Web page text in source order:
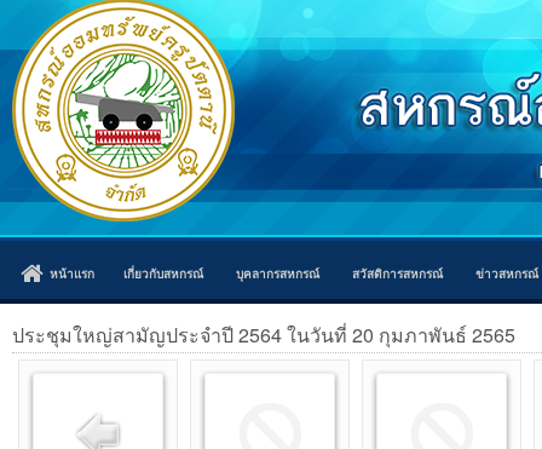
หน้าแรก เกี่ยวกับสหกรณ์ บุคลากรสหกรณ์ สวัสดิการสหกรณ์ ข่าวสหกรณ์
ประชุมใหญ่สามัญประจำปี 2564 ในวันที่ 20 กุมภาพันธ์ 2565